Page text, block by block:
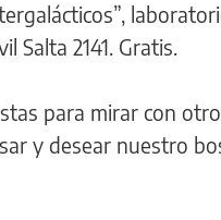
Salta 2141. Gratis.
para mirar con
y desear nuestro